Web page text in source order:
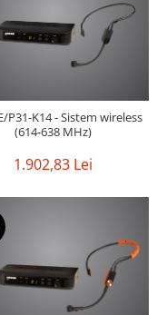
P31-K14 - Sistem wireless
(614-638 MHz)
1.902,83 Lei